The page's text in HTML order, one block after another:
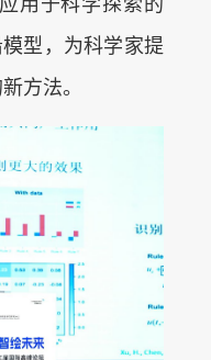
型，为科学家提
方法。